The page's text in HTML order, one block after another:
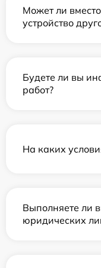
Может ли
устройство
Будете ли вы
работ?
На каких
Выполняете ли
юридических